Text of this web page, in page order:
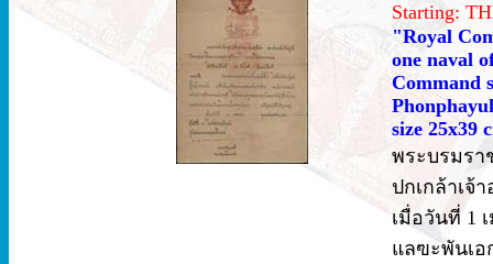
Starting:
"Royal
one naval
Command
size 25x39
พระบรมรา
ปกเกล้าเจ้
เมื่อวันที่ 1
แลฃะพันเ